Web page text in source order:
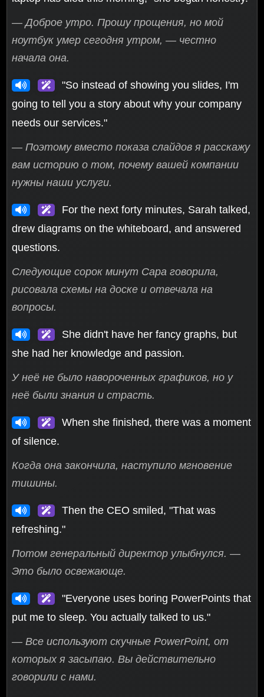
— Доброе утро. Прошу прощения, но мой
ноутбук умер сегодня утром, — честно
начала она.
"So instead of showing you slides, I'm
going to tell you a story about why your company
needs our services."
— Поэтому вместо показа слайдов я расскажу
вам историю о том, почему вашей компании
нужны наши услуги.
For the next forty minutes, Sarah talked,
drew diagrams on the whiteboard, and answered
questions.
Следующие сорок минут Сара говорила,
рисовала схемы на доске и отвечала на
вопросы.
She didn't have her fancy graphs, but
she had her knowledge and passion.
У неё не было навороченных графиков, но у
неё были знания и страсть.
When she finished, there was a moment
of silence.
Когда она закончила, наступило мгновение
тишины.
Then the CEO smiled, "That was
refreshing."
Потом генеральный директор улыбнулся. —
Это было освежающе.
"Everyone uses boring PowerPoints that
put me to sleep. You actually talked to us."
— Все используют скучные PowerPoint, от
которых я засыпаю. Вы действительно
говорили с нами.